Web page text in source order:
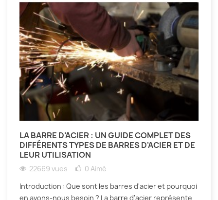
LA BARRE D'ACIER : UN GUIDE COMPLET DES
DIFFÉRENTS TYPES DE BARRES D'ACIER ET DE
LEUR UTILISATION
22669 vues 0 Aimé
Introduction : Que sont les barres d'acier et pourquoi
en avons-nous besoin ? La barre d'acier représente